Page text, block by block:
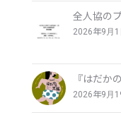
全人協の
2026年9月1
『はだか
2026年9月